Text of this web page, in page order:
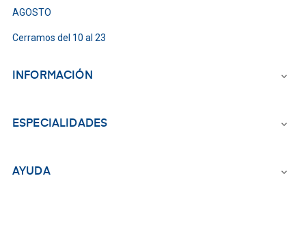
AGOSTO
Cerramos del 10 al 23
INFORMACIÓN 
ESPECIALIDADES 
AYUDA 